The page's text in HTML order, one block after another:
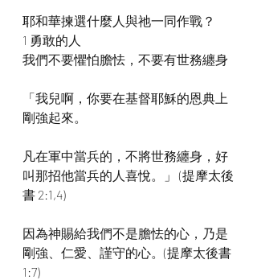
耶和華揀選什麼人與祂一同作戰？
1 勇敢的人
我們不要懼怕膽怯，不要有世務纏身
「我兒啊，你要在基督耶穌的恩典上
剛強起來。
凡在軍中當兵的，不將世務纏身，好
叫那招他當兵的人喜悅。」 (提摩太後
書 2:1,4)
因為神賜給我們不是膽怯的心，乃是
剛強、仁愛、謹守的心。(提摩太後書
1:7)